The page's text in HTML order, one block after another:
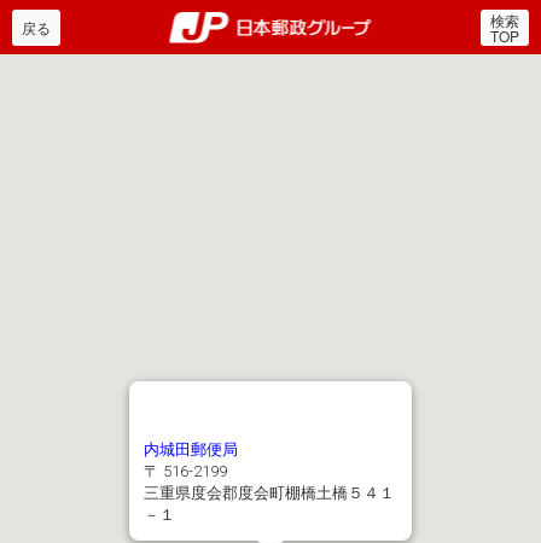
郵便局・日本郵政グルー
戻る 検索
TOP
内城田郵便局
〒 516-2199
三重県度会郡度会町棚橋土橋５４１
－１